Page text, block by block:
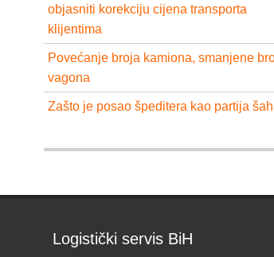
objasniti korekciju cijena transporta
klijentima
Povećanje broja kamiona, smanjene
vagona
Zašto je posao špeditera kao partija
Logistički servis BiH